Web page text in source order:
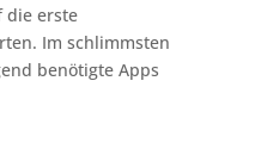
die erste
Im schlimmsten
benötigte Apps